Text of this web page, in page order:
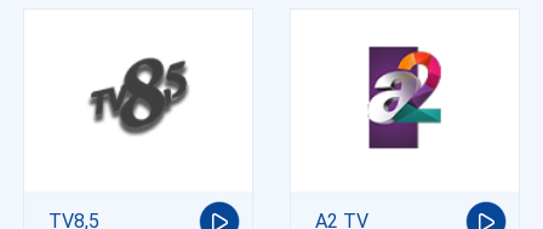
TV8,5 A2 TV